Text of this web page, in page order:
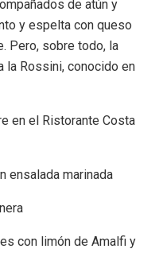
de atún y
y espelta con queso
Pero, sobre todo, la
la Rossini, conocido en
en el Ristorante Costa
ensalada marinada
con limón de Amalfi y